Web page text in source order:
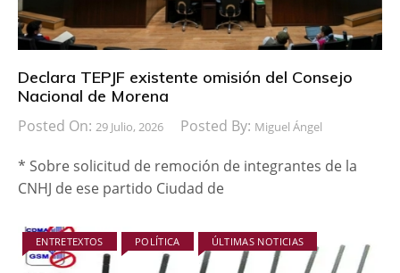
Declara TEPJF existente omisión del Consejo
Nacional de Morena
Posted On: 29 Julio, 2026 Posted By: Miguel Ángel
* Sobre solicitud de remoción de integrantes de la
CNHJ de ese partido Ciudad de
ENTRETEXTOS POLÍTICA ÚLTIMAS NOTICIAS